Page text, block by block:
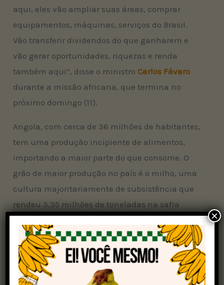
aqui, eles vão ampliar suas áreas, comprar
equipamentos, máquinas, serviços do Brasil.
Vão transferir dividendos do que ganharem e
vão gerar oportunidades, riquezas e renda
também aqui”, disse o ministro Carlos Fávaro
durante a missão africana, que termina no
próximo domingo (11).
Angola, com cerca de 36 milhões de habitantes,
tem uma produção incipiente de alimentos,
importando a maior parte do que consome. O
grão de maior produção no país é o milho, uma
cultura majoritariamente de subsistência que
rendeu 3,35 milhões de toneladas na safra
Agricultura e Florestas (Minagrif).
O principal interesse do governo angolano em
uma colaboração com o Brasil está justamente
×